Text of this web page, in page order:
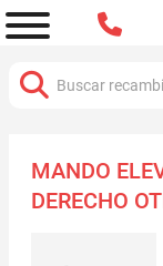
MANDO
DERECHO